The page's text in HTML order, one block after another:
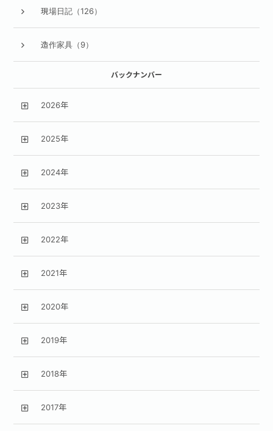
現場日記（126）
造作家具（9）
バックナンバー
2026年
2025年
2024年
2023年
2022年
2021年
2020年
2019年
2018年
2017年